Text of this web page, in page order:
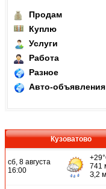
Продам
Куплю
Услуги
Работа
Разное
Авто-объявления
Кузоватово